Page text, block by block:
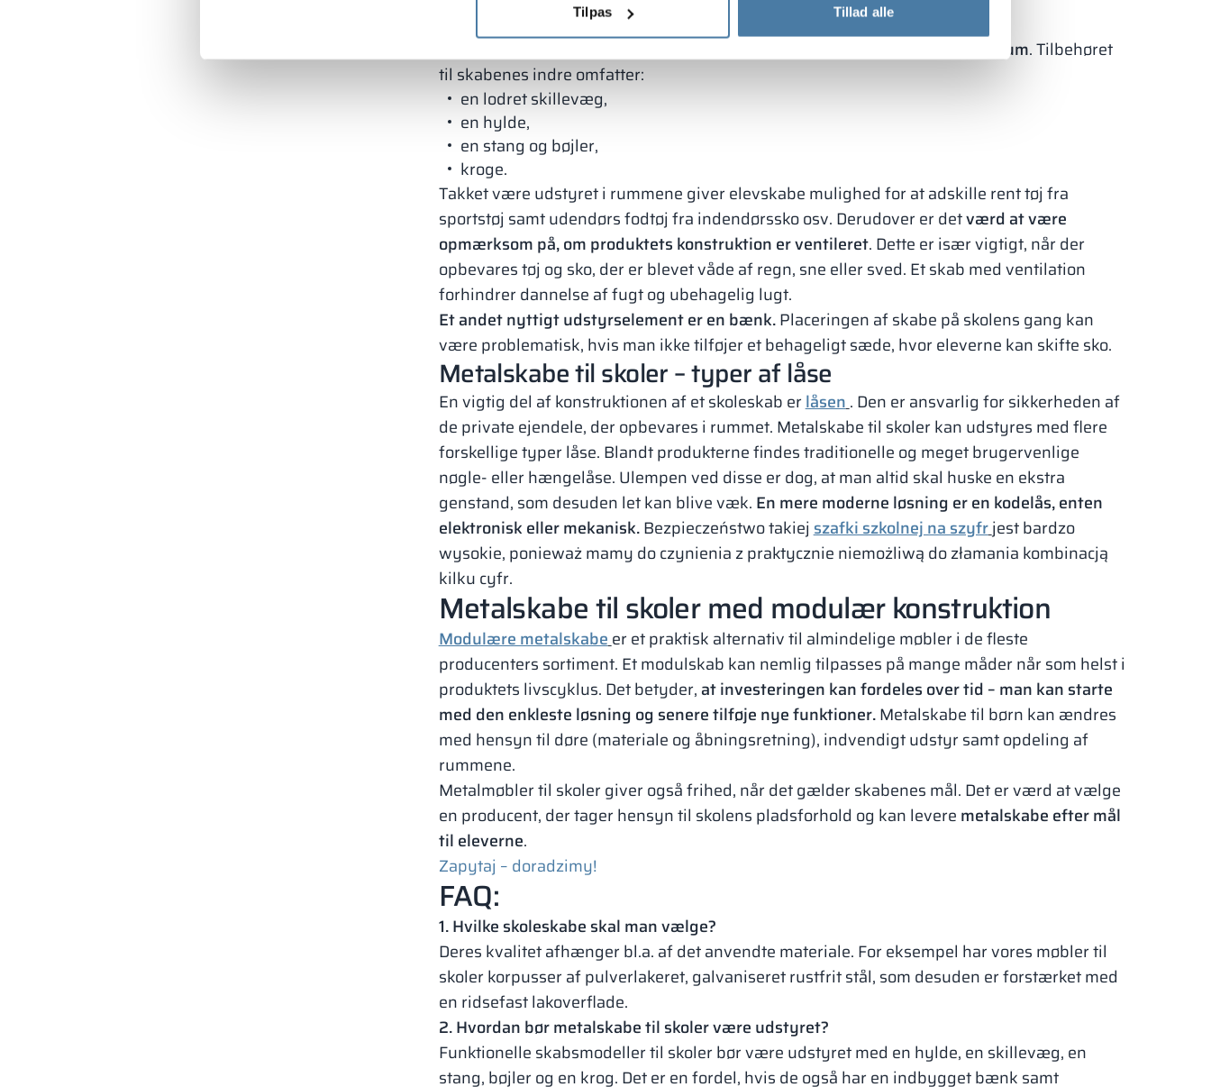
Tilpas Tillad alle
Udstyr til skoleskabe
Skabe til elever i folkeskoler og gymnasier bør have funktionelt udstyrede rum. Tilbehøret
til skabenes indre omfatter:
en lodret skillevæg,
en hylde,
en stang og bøjler,
kroge.
Takket være udstyret i rummene giver elevskabe mulighed for at adskille rent tøj fra
sportstøj samt udendørs fodtøj fra indendørssko osv. Derudover er detværd at være
opmærksom på, om produktets konstruktion er ventileret. Dette er især vigtigt, når der
opbevares tøj og sko, der er blevet våde af regn, sne eller sved. Et skab med ventilation
forhindrer dannelse af fugt og ubehagelig lugt.
Et andet nyttigt udstyrselement er en bænk.Placeringen af skabe på skolens gang kan
være problematisk, hvis man ikke tilføjer et behageligt sæde, hvor eleverne kan skifte sko.
Metalskabe til skoler – typer af låse
En vigtig del af konstruktionen af et skoleskab erlåsen. Den er ansvarlig for sikkerheden af
de private ejendele, der opbevares i rummet. Metalskabe til skoler kan udstyres med flere
forskellige typer låse. Blandt produkterne findes traditionelle og meget brugervenlige
nøgle- eller hængelåse. Ulempen ved disse er dog, at man altid skal huske en ekstra
genstand, som desuden let kan blive væk. En mere moderne løsning er en kode­lås, enten
elektronisk eller mekanisk.Bezpieczeństwo takiejszafki szkolnej na szyfrjest bardzo
wysokie, ponieważ mamy do czynienia z praktycznie niemożliwą do złamania kombinacją
kilku cyfr.
Metalskabe til skoler med modulær konstruktion
Modulære metalskabeer et praktisk alternativ til almindelige møbler i de fleste
producenters sortiment. Et modulskab kan nemlig tilpasses på mange måder når som helst i
produktets livscyklus. Det betyder, at investeringen kan fordeles over tid – man kan starte
med den enkleste løsning og senere tilføje nye funktioner.Metalskabe til børn kan ændres
med hensyn til døre (materiale og åbningsretning), indvendigt udstyr samt opdeling af
rummene.
Metalmøbler til skoler giver også frihed, når det gælder skabenes mål. Det er værd at vælge
en producent, der tager hensyn til skolens pladsforhold og kan levere metalskabe efter mål
til eleverne.
Zapytaj – doradzimy!
FAQ:
1. Hvilke skoleskabe skal man vælge?
Deres kvalitet afhænger bl.a. af det anvendte materiale. For eksempel har vores møbler til
skoler korpusser af pulverlakeret, galvaniseret rustfrit stål, som desuden er forstærket med
en ridsefast lakoverflade.
2. Hvordan bør metalskabe til skoler være udstyret?
Funktionelle skabsmodeller til skoler bør være udstyret med en hylde, en skillevæg, en
stang, bøjler og en krog. Det er en fordel, hvis de også har en indbygget bænk samt